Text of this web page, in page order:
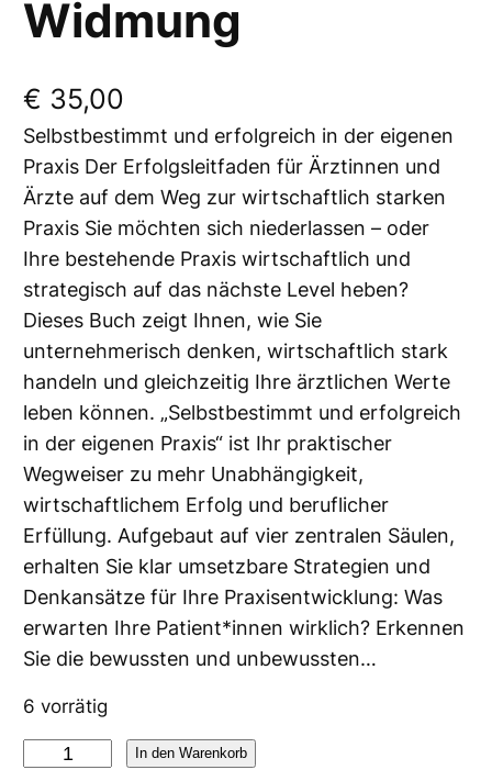
Widmung
€ 35,00
Selbstbestimmt und erfolgreich in der eigenen
Praxis Der Erfolgsleitfaden für Ärztinnen und
Ärzte auf dem Weg zur wirtschaftlich starken
Praxis Sie möchten sich niederlassen – oder
Ihre bestehende Praxis wirtschaftlich und
strategisch auf das nächste Level heben?
Dieses Buch zeigt Ihnen, wie Sie
unternehmerisch denken, wirtschaftlich stark
handeln und gleichzeitig Ihre ärztlichen Werte
leben können. „Selbstbestimmt und erfolgreich
in der eigenen Praxis“ ist Ihr praktischer
Wegweiser zu mehr Unabhängigkeit,
wirtschaftlichem Erfolg und beruflicher
Erfüllung. Aufgebaut auf vier zentralen Säulen,
erhalten Sie klar umsetzbare Strategien und
Denkansätze für Ihre Praxisentwicklung: Was
erwarten Ihre Patient*innen wirklich? Erkennen
Sie die bewussten und unbewussten…
6 vorrätig
In den Warenkorb